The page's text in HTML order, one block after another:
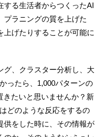
する生活者からつくったAI
プラニングの質を上げた
上げたりすることが可能に
グ、クラスター分析し、大
ったら、1,000パターンの
きたいと思いませんか？新
どのような反応をするの
供をした時に、その情報が